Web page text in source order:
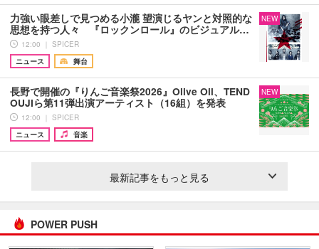
力強い眼差しで見つめる小瀧 望演じるヤンと対照的な
思想を持つ人々 『ロックンロール』のビジュアル…
12:00 ｜ SPICER
ニュース
舞台
NEW
長野で開催の『りんご音楽祭2026』Olive Oil、TEND
OUJIら第11弾出演アーティスト（16組）を発表
12:00 ｜ SPICER
ニュース
音楽
NEW
最新記事をもっと見る
POWER PUSH